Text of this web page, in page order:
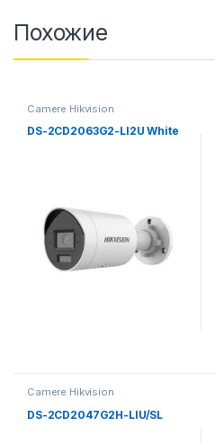
Похожие
Camere Hikvision
DS-2CD2063G2-LI2U White
Camere Hikvision
DS-2CD2047G2H-LIU/SL